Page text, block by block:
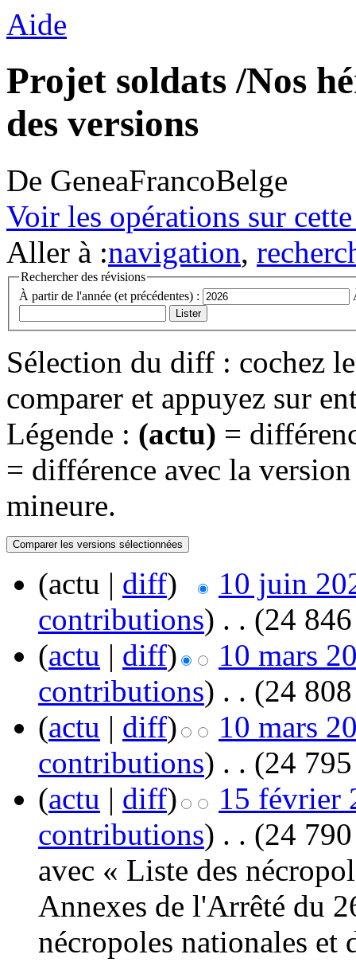
Aide
Projet soldats /Nos
des versions
De GeneaFrancoBelge
Voir les opérations sur
Aller à :navigation,
Rechercher des révisions
À partir de l'année (et précédentes) :
Sélection du diff : cochez
comparer et appuyez sur
Légende : (actu) =
= différence avec la
mineure.
(actu | diff)
10 juin
contributions) . . (24
(actu | diff)
10 mars
contributions) . . (24
(actu | diff)
10 mars
contributions) . . (24
(actu | diff)
15 février
contributions) . . (24
avec « Liste des
Annexes de l'Arrêté du
nécropoles nationales et